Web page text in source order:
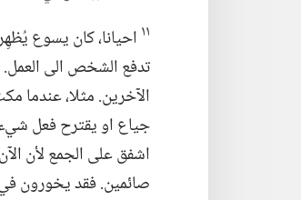
١١ احيانا،‏ كان يسوع
تدفع الشخص الى العمل.‏
الآخرين.‏ مثلا،‏ عندما
جياع او يقترح فعل شيء
اشفق على الجمع لأن
صائمين.‏ فقد يخورون